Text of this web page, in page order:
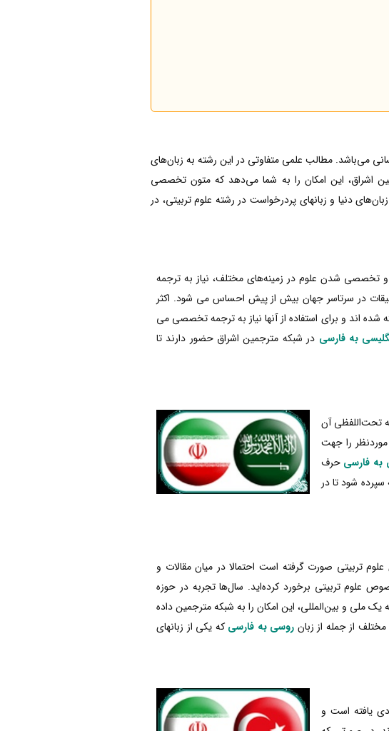
می‌باشد. مطالب علمی متفاوتی در این رشته به زبان‌های
اشراق، این امکان را به شما می‌دهد که متون تخصصی
دنیا و زبانهای پردرخواست در رشته علوم تربیتی، در
شدن علوم در زمینه‌های مختلف، نیاز به ترجمه
در سرتاسر جهان بیش از پیش احساس می شود. اکثر
اند و برای استفاده از آنها نیاز به ترجمه تخصصی می
به فارسی در شبکه مترجمین اشراق حضور دارند تا
تحت‌اللفظی آن
را جهت
به فارسی حرف
شود تا در
تربیتی صورت گرفته است احتمالا در میان مقالات و
علوم تربیتی برخورد کرده‌اید. سال‌ها تجربه در حوزه
ملی و بین‌المللی، این امکان را به شبکه مترجمین داده
از جمله از زبان روسی به فارسیکه یکی از زبانهای
یافته است و